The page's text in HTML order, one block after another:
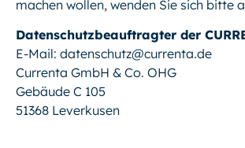
machen wollen, wenden Sie sich bitte
Datenschutzbeauftragter der
E-Mail: datenschutz@currenta.de
Currenta GmbH & Co. OHG
Gebäude C 105
51368 Leverkusen